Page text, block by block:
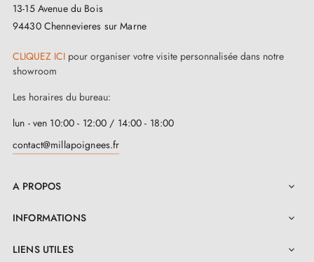
13-15 Avenue du Bois
94430 Chennevieres sur Marne
CLIQUEZ ICI pour organiser votre visite personnalisée dans notre
showroom
Les horaires du bureau:
lun - ven 10:00 - 12:00 / 14:00 - 18:00
contact@millapoignees.fr
A PROPOS 
INFORMATIONS 
LIENS UTILES 